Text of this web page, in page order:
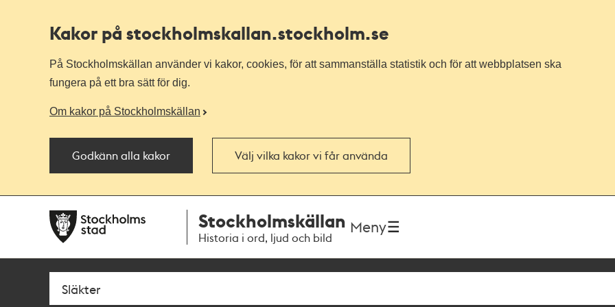
Kakor på stockholmskallan.stockholm.se
På Stockholmskällan använder vi kakor, cookies, för att sammanställa statistik och för att webbplatsen ska
fungera på ett bra sätt för dig.
Om kakor på Stockholmskällan
Godkänn alla kakor Välj vilka kakor vi får använda
navigationen
huvudinnehållet
Stockholmskällan
Historia i ord, ljud och bild
Meny
Sök